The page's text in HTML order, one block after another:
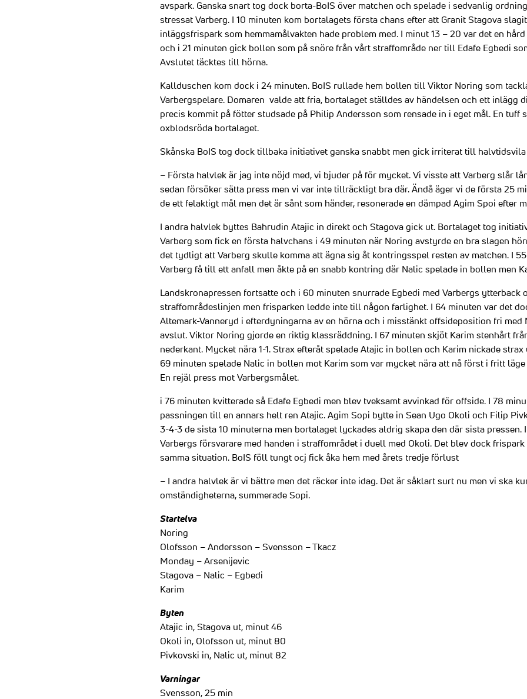
avspark. Ganska snart tog dock borta-BoIS över matchen och spelade i sedvanlig
stressat Varberg. I 10 minuten kom bortalagets första chans efter att Granit Stagova
inläggsfrispark som hemmamålvakten hade problem med. I minut 13 – 20 var det en
och i 21 minuten gick bollen som på snöre från vårt straffområde ner till Edafe Egbedi
Avslutet täcktes till hörna.
Kallduschen kom dock i 24 minuten. BoIS rullade hem bollen till Viktor Noring som
Varbergspelare. Domaren valde att fria, bortalaget ställdes av händelsen och ett inlägg
precis kommit på fötter studsade på Philip Andersson som rensade in i eget mål. En tuff
oxblodsröda bortalaget.
Skånska BoIS tog dock tillbaka initiativet ganska snabbt men gick irriterat till
– Första halvlek är jag inte nöjd med, vi bjuder på för mycket. Vi visste att Varberg slår
sedan försöker sätta press men vi var inte tillräckligt bra där. Ändå äger vi de första 25
de ett felaktigt mål men det är sånt som händer, resonerade en dämpad Agim Spoi efter
I andra halvlek byttes Bahrudin Atajic in direkt och Stagova gick ut. Bortalaget tog
Varberg som fick en första halvchans i 49 minuten när Noring avstyrde en bra slagen
det tydligt att Varberg skulle komma att ägna sig åt kontringsspel resten av matchen. I
Varberg få till ett anfall men åkte på en snabb kontring där Nalic spelade in bollen men
Landskronapressen fortsatte och i 60 minuten snurrade Egbedi med Varbergs ytterback
straffområdeslinjen men frisparken ledde inte till någon farlighet. I 64 minuten var det
Altemark-Vanneryd i efterdyningarna av en hörna och i misstänkt offsideposition fri med
avslut. Viktor Noring gjorde en riktig klassräddning. I 67 minuten skjöt Karim stenhårt
nederkant. Mycket nära 1-1. Strax efteråt spelade Atajic in bollen och Karim nickade
69 minuten spelade Nalic in bollen mot Karim som var mycket nära att nå först i fritt
En rejäl press mot Varbergsmålet.
i 76 minuten kvitterade så Edafe Egbedi men blev tveksamt avvinkad för offside. I 78
passningen till en annars helt ren Atajic. Agim Sopi bytte in Sean Ugo Okoli och Filip
3-4-3 de sista 10 minuterna men bortalaget lyckades aldrig skapa den där sista pressen.
Varbergs försvarare med handen i straffområdet i duell med Okoli. Det blev dock
samma situation. BoIS föll tungt ocj fick åka hem med årets tredje förlust
– I andra halvlek är vi bättre men det räcker inte idag. Det är såklart surt nu men vi ska
omständigheterna, summerade Sopi.
Startelva
Noring
Olofsson – Andersson – Svensson – Tkacz
Monday – Arsenijevic
Stagova – Nalic – Egbedi
Karim
Byten
Atajic in, Stagova ut, minut 46
Okoli in, Olofsson ut, minut 80
Pivkovski in, Nalic ut, minut 82
Varningar
Svensson, 25 min